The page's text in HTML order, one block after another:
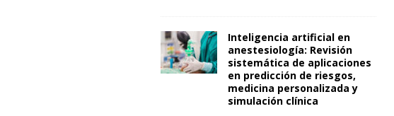
Inteligencia artificial en
anestesiología: Revisión
sistemática de aplicaciones
en predicción de riesgos,
medicina personalizada y
simulación clínica